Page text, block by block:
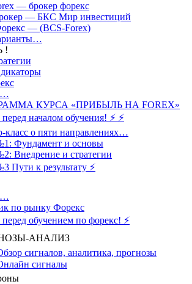
— брокер форекс
— БКС Мир инвестиций
— (BCS-Forex)
!
КУРСА «ПРИБЫЛЬ НА FOREX»
началом обучения! ⚡ ⚡
класс о пяти направлениях…
Фундамент и основы
Внедрение и стратегии
Пути к результату ⚡️
по рынку Форекс
обучением по форекс! ⚡
АНАЛИЗ
сигналов, аналитика, прогнозы
сигналы